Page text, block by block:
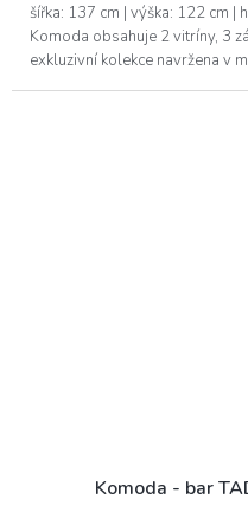
šířka: 137 cm | výška: 122 cm |
Komoda obsahuje 2 vitríny, 3
exkluzivní kolekce navržena v
Komoda - bar